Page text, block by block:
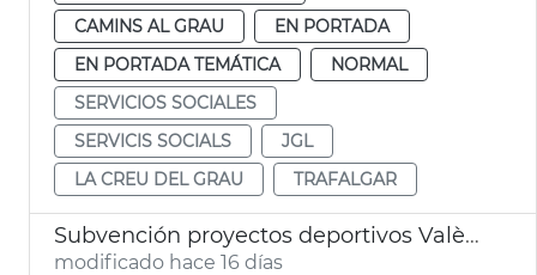
CAMINS AL GRAU
EN PORTADA
EN PORTADA TEMÁTICA
NORMAL
SERVICIOS SOCIALES
SERVICIS SOCIALS
JGL
LA CREU DEL GRAU
TRAFALGAR
Subvención proyectos deportivos València
modificado hace 16 días